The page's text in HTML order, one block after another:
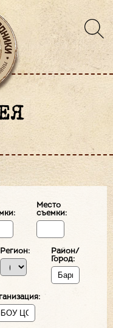
Место
съемки:
Регион:
Район/
Город: